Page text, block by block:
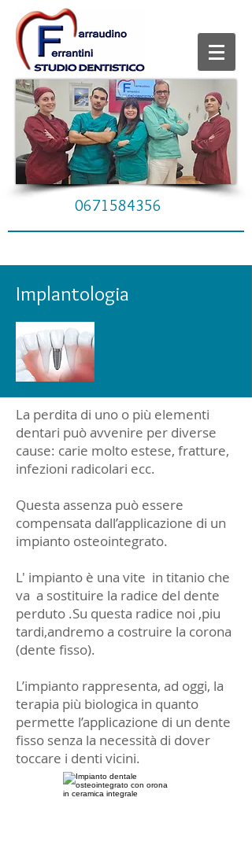
0671584356
Implantologia
La perdita di uno o più elementi
dentari può avvenire per diverse
cause: carie molto estese, fratture,
infezioni radicolari ecc.
Questa assenza può essere
compensata dall’applicazione di un
impianto osteointegrato.
L' impianto è una vite in titanio che
va a sostituire la radice del dente
perduto .Su questa radice noi ,piu
tardi,andremo a costruire la corona
(dente fisso).
L’impianto rappresenta, ad oggi, la
terapia più biologica in quanto
permette l’applicazione di un dente
fisso senza la necessità di dover
toccare i denti vicini.